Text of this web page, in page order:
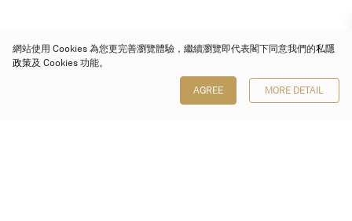
網站使用 Cookies 為您更完善瀏覽體驗，繼續瀏覽即代表閣下同意我們的私隱
政策及 Cookies 功能。
AGREE MORE DETAIL